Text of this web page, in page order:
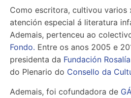
Como escritora, cultivou varios
atención especial á literatura
Ademais, pertenceu ao
Fondo. Entre os anos 2005 e
presidenta da Fundación
do Plenario do Consello da
Ademais, foi cofundadora de